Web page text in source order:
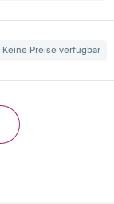
Keine Preise verfügbar